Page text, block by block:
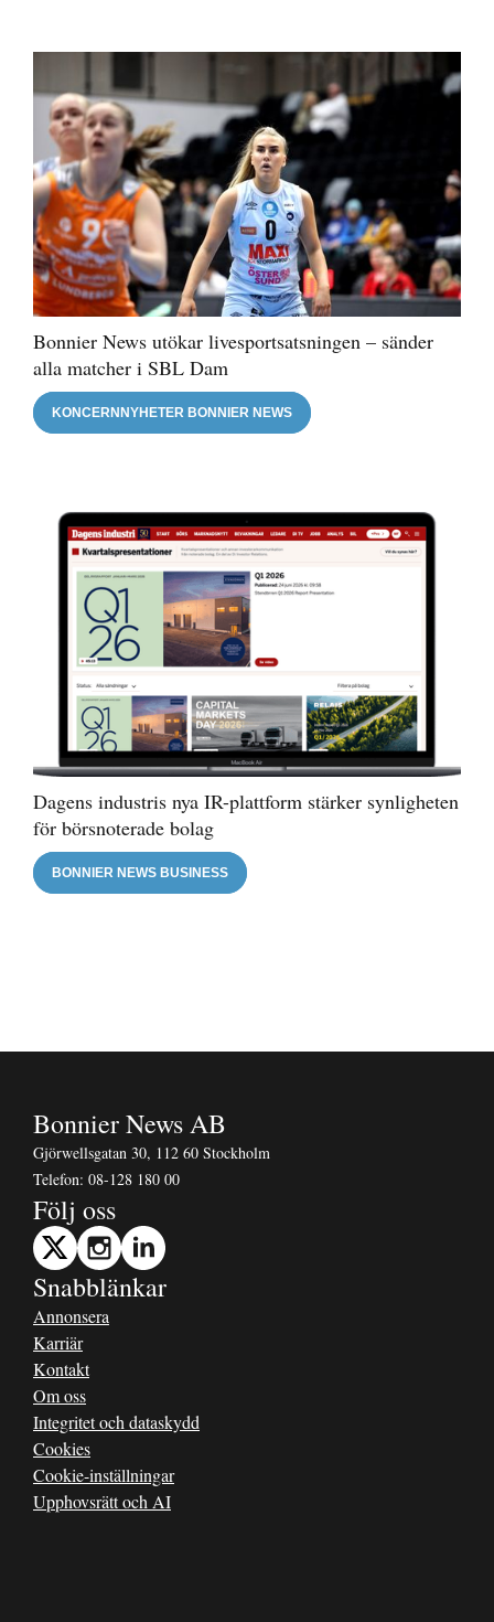
Bonnier News utökar livesportsatsningen – sänder
alla matcher i SBL Dam
KONCERNNYHETER BONNIER NEWS
Dagens industris nya IR-plattform stärker synligheten
för börsnoterade bolag
BONNIER NEWS BUSINESS
Bonnier News AB
Gjörwellsgatan 30, 112 60 Stockholm
Telefon: 08-128 180 00
Följ oss
Snabblänkar
Annonsera
Karriär
Kontakt
Om oss
Integritet och dataskydd
Cookies
Cookie-inställningar
Upphovsrätt och AI